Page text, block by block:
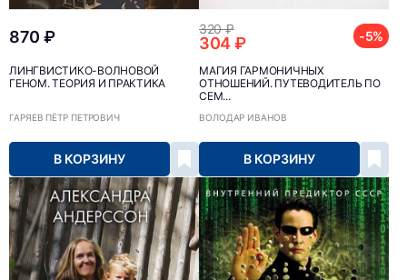
870 ₽
ЛИНГВИСТИКО-ВОЛНОВОЙ
ГЕНОМ. ТЕОРИЯ И ПРАКТИКА
ГАРЯЕВ ПЁТР ПЕТРОВИЧ
В КОРЗИНУ
320 ₽
304 ₽ -5%
МАГИЯ ГАРМОНИЧНЫХ
ОТНОШЕНИЙ. ПУТЕВОДИТЕЛЬ ПО
СЕМ...
ВОЛОДАР ИВАНОВ
В КОРЗИНУ